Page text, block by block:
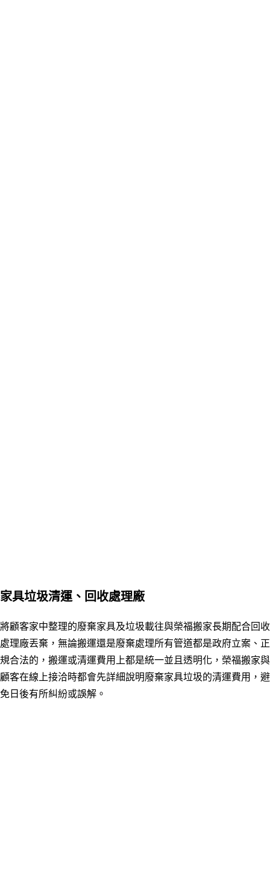
家具垃圾清運、回收處理廠
將顧客家中整理的廢棄家具及垃圾載往與榮福搬家長期配合回收
處理廠丟棄，無論搬運還是廢棄處理所有管道都是政府立案、正
規合法的，搬運或清運費用上都是統一並且透明化，榮福搬家與
顧客在線上接洽時都會先詳細說明廢棄家具垃圾的清運費用，避
免日後有所糾紛或誤解。